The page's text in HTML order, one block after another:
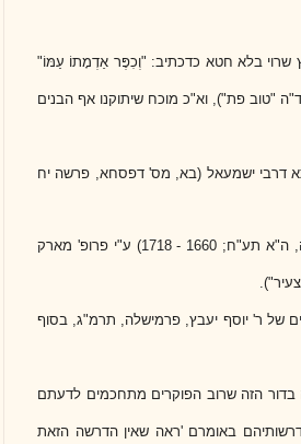
שרוי בלא חטא כדכתיב: "וְכִפֶּר אַדְמָתוֹ עַמּוֹ"
"טוב פת"), וא"כ מוכח שיתוקנו אף הבנים
דרבי ישמעאל (בא, מס' דפסחא, פרשה יח
ביאור זה מובא בשם ה"חכם צבי" (רבי צבי אשכנזי: מורביה, ה"א ת"כ - גליציה, ה"א תע"ח; 1660 - 1718) ע"י פרופ' מארק
של ר' יוסף יעבץ, פרמישלה, תרמ"ג, בסוף
בדור הזה שרוב הפוקרים מתחכמים לדעתם
באומרם 'ראה שאין הדרשה הזאת